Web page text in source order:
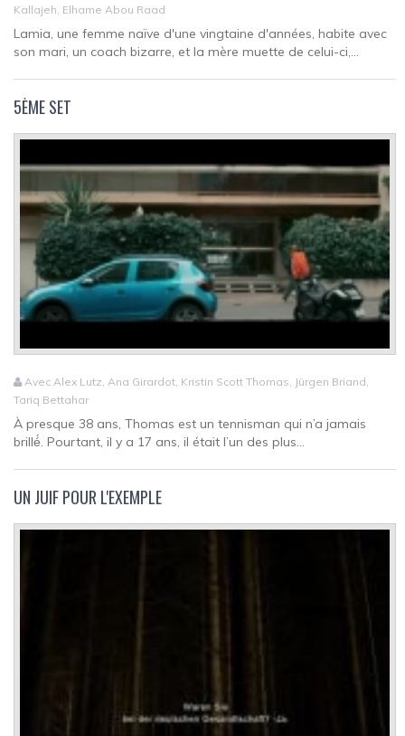
Kallajeh, Elhame Abou Raad
Lamia, une femme naïve d'une vingtaine d'années, habite avec
son mari, un coach bizarre, et la mère muette de celui-ci,...
5ÈME SET
Avec Alex Lutz, Ana Girardot, Kristin Scott Thomas, Jürgen Briand,
Tariq Bettahar
À presque 38 ans, Thomas est un tennisman qui n’a jamais
brillé́. Pourtant, il y a 17 ans, il était l’un des plus...
UN JUIF POUR L'EXEMPLE